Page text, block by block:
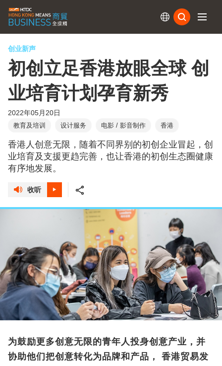
创业新声
初创立足香港放眼全球 创
业培育计划孕育新秀
2022年05月20日
教育及培训 设计服务 电影 / 影音制作 香港
香港人创意无限，随着不同界别的初创企业冒起，创
业培育及支援更趋完善，也让香港的初创生态圈健康
有序地发展。
收听
为鼓励更多创意无限的青年人投身创意产业，并
协助他们把创意转化为品牌和产品， 香港贸易发